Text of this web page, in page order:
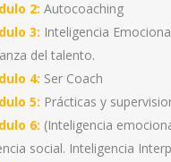
2: Autocoaching
3: Inteligencia
del talento.
4: Ser Coach
5: Prácticas y
6: (Inteligencia
social. Inteligencia